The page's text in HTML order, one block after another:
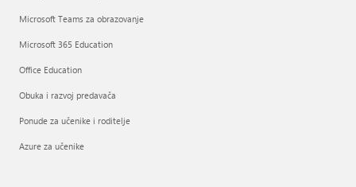
Microsoft Teams za obrazovanje
Microsoft 365 Education
Office Education
Obuka i razvoj predavača
Ponude za učenike i roditelje
Azure za učenike